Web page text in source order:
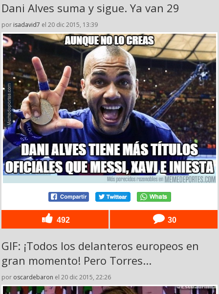
Dani Alves suma y sigue. Ya van 29
por isadavid7 el 20 dic 2015, 13:39
492 30
GIF: ¡Todos los delanteros europeos en
gran momento! Pero Torres...
por oscardebaron el 20 dic 2015, 22:26